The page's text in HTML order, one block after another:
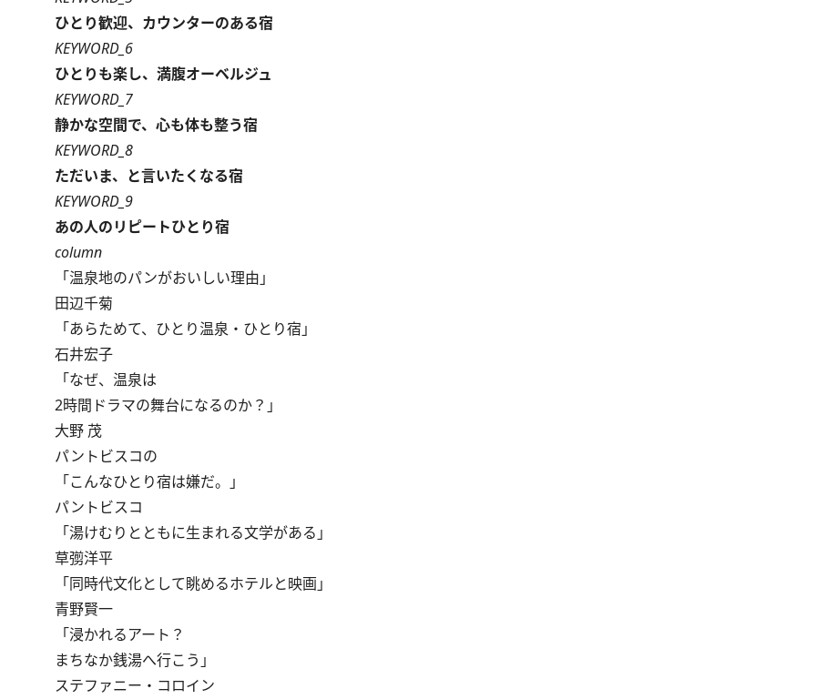
ひとり歓迎、カウンターのある宿
KEYWORD_6
ひとりも楽し、満腹オーベルジュ
KEYWORD_7
静かな空間で、心も体も整う宿
KEYWORD_8
ただいま、と言いたくなる宿
KEYWORD_9
あの人のリピートひとり宿
column
「温泉地のパンがおいしい理由」
田辺千菊
「あらためて、ひとり温泉・ひとり宿」
石井宏子
「なぜ、温泉は
2時間ドラマの舞台になるのか？」
大野 茂
パントビスコの
「こんなひとり宿は嫌だ。」
パントビスコ
「湯けむりとともに生まれる文学がある」
草彅洋平
「同時代文化として眺めるホテルと映画」
青野賢一
「浸かれるアート？
まちなか銭湯へ行こう」
ステファニー・コロイン